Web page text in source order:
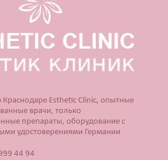
Краснодаре Esthetic Clinic, опытные
врачи, только
препараты, оборудование с
удостоверениями Германии
44 94